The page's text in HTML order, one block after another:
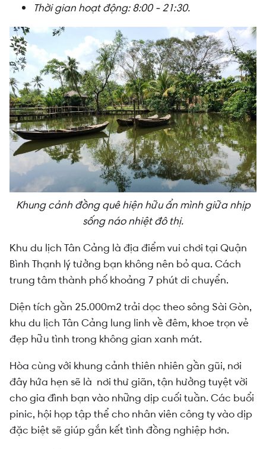
Thời gian hoạt động: 8:00 - 21:30.
Khung cảnh đồng quê hiện hữu ẩn mình giữa nhịp
sống náo nhiệt đô thị.
Khu du lịch Tân Cảng là địa điểm vui chơi tại Quận
Bình Thạnh lý tưởng bạn không nên bỏ qua. Cách
trung tâm thành phố khoảng 7 phút di chuyển.
Diện tích gần 25.000m2 trải dọc theo sông Sài Gòn,
khu du lịch Tân Cảng lung linh về đêm, khoe trọn vẻ
đẹp hữu tình trong không gian xanh mát.
Hòa cùng với khung cảnh thiên nhiên gần gũi, nơi
đây hứa hẹn sẽ là nơi thư giãn, tận hưởng tuyệt vời
cho gia đình bạn vào những dịp cuối tuần. Các buổi
pinic, hội họp tập thể cho nhân viên công ty vào dịp
đặc biệt sẽ giúp gắn kết tình đồng nghiệp hơn.